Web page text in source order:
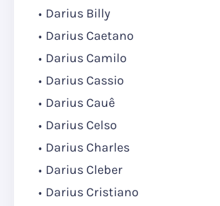
Darius Billy
Darius Caetano
Darius Camilo
Darius Cassio
Darius Cauê
Darius Celso
Darius Charles
Darius Cleber
Darius Cristiano